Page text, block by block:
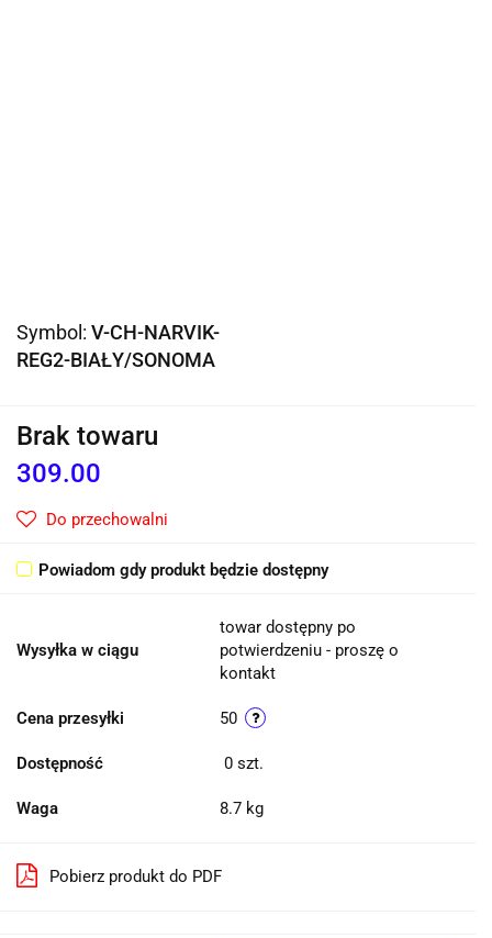
Symbol: V-CH-NARVIK-
REG2-BIAŁY/SONOMA
Brak towaru
309.00
Do przechowalni
Powiadom gdy produkt będzie dostępny
Wysyłka w ciągu
towar dostępny po
potwierdzeniu - proszę o
kontakt
Cena przesyłki 50
Dostępność 0 szt.
Waga 8.7 kg
Pobierz produkt do PDF